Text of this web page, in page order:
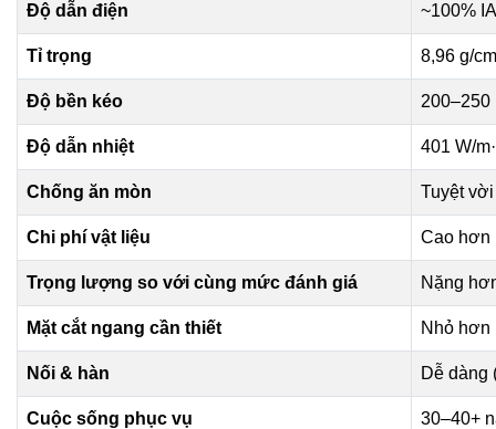
Độ dẫn điện ~100%
Tỉ trọng 8,96 g/
Độ bền kéo 200–250
Độ dẫn nhiệt 401 W/
Chống ăn mòn Tuyệt
Chi phí vật liệu Cao hơn
Trọng lượng so với cùng mức đánh giá Nặng
Mặt cắt ngang cần thiết Nhỏ hơn
Nối & hàn Dễ dàng
Cuộc sống phục vụ 30–40+